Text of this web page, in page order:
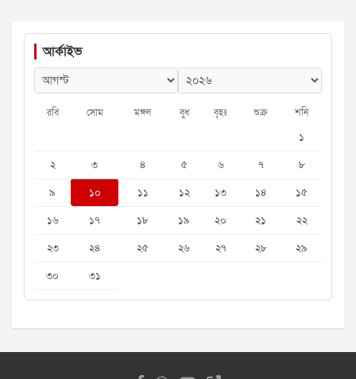
আর্কাইভ
রবি সোম মঙ্গল বুধ বৃহঃ শুক্র শনি
১
২
৩ ৪ ৫ ৬ ৭
৮
৯
১০ ১১ ১২ ১৩ ১৪
১৫
১৬
১৭ ১৮ ১৯ ২০ ২১
২২
২৩
২৪ ২৫ ২৬ ২৭ ২৮
২৯
৩০
৩১